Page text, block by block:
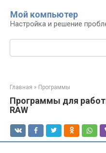
контенту
Мой компьютер
Настройка и решение
Поиск:
Главная » Программы
Программы для
RAW